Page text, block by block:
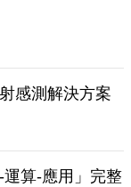
感測解決方案
算-應用」完整